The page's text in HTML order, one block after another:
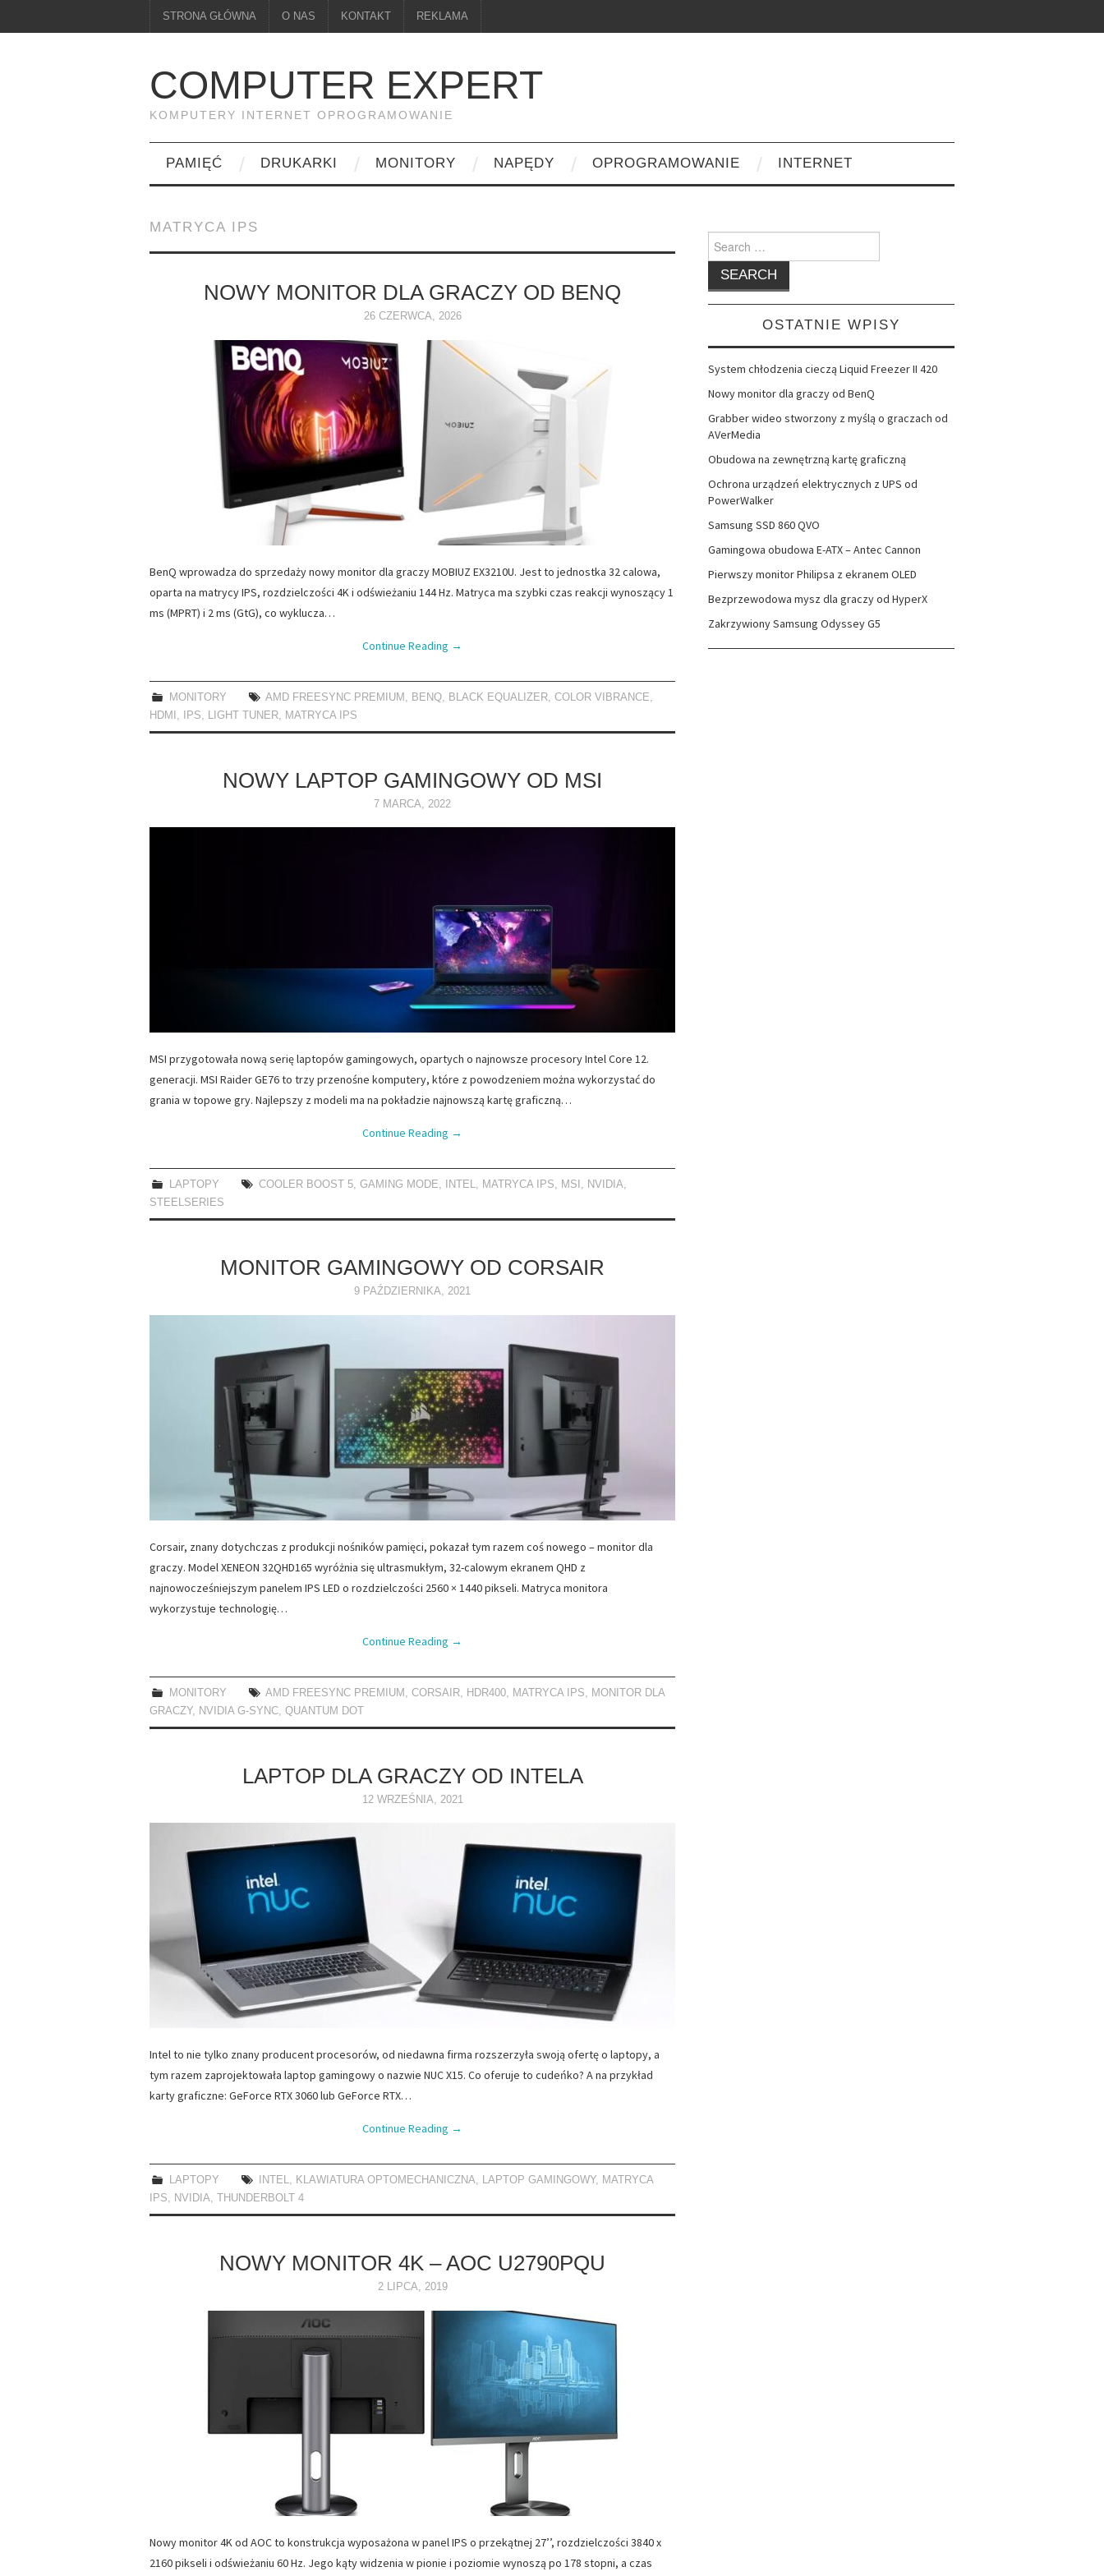
STRONA GŁÓWNA O NAS KONTAKT REKLAMA
COMPUTER EXPERT
KOMPUTERY INTERNET OPROGRAMOWANIE
PAMIĘĆ DRUKARKI MONITORY NAPĘDY OPROGRAMOWANIE INTERNET
MATRYCA IPS
NOWY MONITOR DLA GRACZY OD BENQ
26 CZERWCA, 2026
BenQ wprowadza do sprzedaży nowy monitor dla graczy MOBIUZ EX3210U. Jest to jednostka 32 calowa,
oparta na matrycy IPS, rozdzielczości 4K i odświeżaniu 144 Hz. Matryca ma szybki czas reakcji wynoszący 1
ms (MPRT) i 2 ms (GtG), co wyklucza…
Continue Reading →
MONITORY AMD FREESYNC PREMIUM BENQ BLACK EQUALIZER ,COLOR VIBRANCE
HDMI
IPS LIGHT TUNER MATRYCA IPS
NOWY LAPTOP GAMINGOWY OD MSI
7 MARCA, 2022
MSI przygotowała nową serię laptopów gamingowych, opartych o najnowsze procesory Intel Core 12.
generacji. MSI Raider GE76 to trzy przenośne komputery, które z powodzeniem można wykorzystać do
grania w topowe gry. Najlepszy z modeli ma na pokładzie najnowszą kartę graficzną…
Continue Reading →
LAPTOPY COOLER BOOST 5,GAMING MODE, INTEL, MATRYCA IPS, MSI , NVIDIA,
STEELSERIES
MONITOR GAMINGOWY OD CORSAIR
9 PAŹDZIERNIKA, 2021
Corsair, znany dotychczas z produkcji nośników pamięci, pokazał tym razem coś nowego – monitor dla
graczy. Model XENEON 32QHD165 wyróżnia się ultrasmukłym, 32-calowym ekranem QHD z
najnowocześniejszym panelem IPS LED o rozdzielczości 2560 × 1440 pikseli. Matryca monitora
wykorzystuje technologię…
Continue Reading →
MONITORY AMD FREESYNC PREMIUM ,CORSAIR HDR400 MATRYCA IPS
MONITOR DLA
GRACZY, NVIDIA G-SYNC QUANTUM DOT
LAPTOP DLA GRACZY OD INTELA
12 WRZEŚNIA, 2021
Intel to nie tylko znany producent procesorów, od niedawna firma rozszerzyła swoją ofertę o laptopy, a
tym razem zaprojektowała laptop gamingowy o nazwie NUC X15. Co oferuje to cudeńko? A na przykład
karty graficzne: GeForce RTX 3060 lub GeForce RTX…
Continue Reading →
LAPTOPY INTEL, KLAWIATURA OPTOMECHANICZNA, LAPTOP GAMINGOWY, MATRYCA
IPS, NVIDIA, THUNDERBOLT 4
NOWY MONITOR 4K – AOC U2790PQU
2 LIPCA, 2019
Nowy monitor 4K od AOC to konstrukcja wyposażona w panel IPS o przekątnej 27’’, rozdzielczości 3840 x
2160 pikseli i odświeżaniu 60 Hz. Jego kąty widzenia w pionie i poziomie wynoszą po 178 stopni, a czas
Search
for:
OSTATNIE WPISY
System chłodzenia cieczą Liquid Freezer II 420
Nowy monitor dla graczy od BenQ
Grabber wideo stworzony z myślą o graczach od
AVerMedia
Obudowa na zewnętrzną kartę graficzną
Ochrona urządzeń elektrycznych z UPS od
PowerWalker
Samsung SSD 860 QVO
Gamingowa obudowa E-ATX – Antec Cannon
Pierwszy monitor Philipsa z ekranem OLED
Bezprzewodowa mysz dla graczy od HyperX
Zakrzywiony Samsung Odyssey G5